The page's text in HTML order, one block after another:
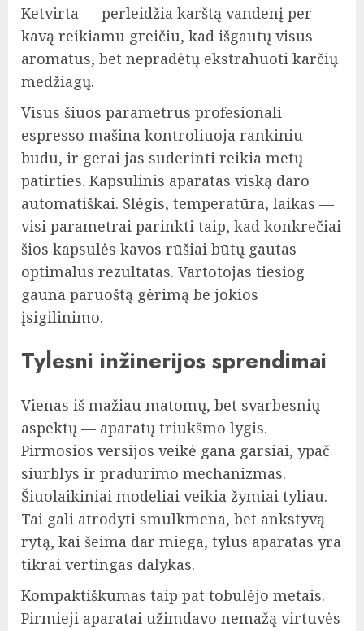
Ketvirta — perleidžia karštą vandenį per
kavą reikiamu greičiu, kad išgautų visus
aromatus, bet nepradėtų ekstrahuoti karčių
medžiagų.
Visus šiuos parametrus profesionali
espresso mašina kontroliuoja rankiniu
būdu, ir gerai jas suderinti reikia metų
patirties. Kapsulinis aparatas viską daro
automatiškai. Slėgis, temperatūra, laikas —
visi parametrai parinkti taip, kad konkrečiai
šios kapsulės kavos rūšiai būtų gautas
optimalus rezultatas. Vartotojas tiesiog
gauna paruoštą gėrimą be jokios
įsigilinimo.
Tylesni inžinerijos sprendimai
Vienas iš mažiau matomų, bet svarbesnių
aspektų — aparatų triukšmo lygis.
Pirmosios versijos veikė gana garsiai, ypač
siurblys ir pradurimo mechanizmas.
Šiuolaikiniai modeliai veikia žymiai tyliau.
Tai gali atrodyti smulkmena, bet ankstyvą
rytą, kai šeima dar miega, tylus aparatas yra
tikrai vertingas dalykas.
Kompaktiškumas taip pat tobulėjo metais.
Pirmieji aparatai užimdavo nemažą virtuvės